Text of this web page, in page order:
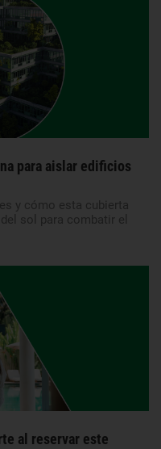
para aislar edificios
y cómo esta cubierta
sol para combatir el
al reservar este